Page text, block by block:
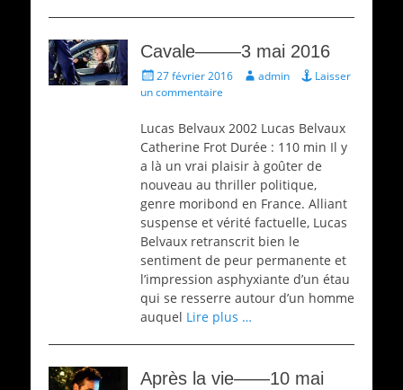
Cavale——–3 mai 2016
Écrit
le
27 février 2016 Auteur
admin
Laisser
un commentaire
Lucas Belvaux 2002 Lucas Belvaux
Catherine Frot Durée : 110 min Il y
a là un vrai plaisir à goûter de
nouveau au thriller politique,
genre moribond en France. Alliant
suspense et vérité factuelle, Lucas
Belvaux retranscrit bien le
sentiment de peur permanente et
l’impression asphyxiante d’un étau
qui se resserre autour d’un homme
auquel Lire plus …
Après la vie——10 mai